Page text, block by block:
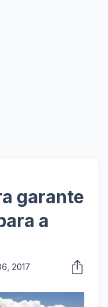
garante
a
2017